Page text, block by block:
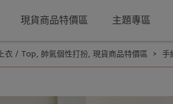
現貨商品特價區 主題專區
上衣 / Top, 帥氣個性打扮, 現貨商品特價區 手